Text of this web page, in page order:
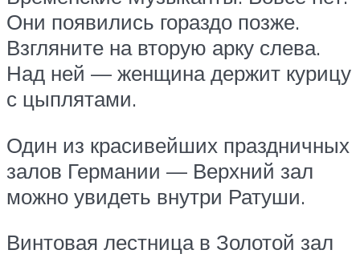
Они появились гораздо позже.
Взгляните на вторую арку слева.
Над ней — женщина держит курицу
с цыплятами.
Один из красивейших праздничных
залов Германии — Верхний зал
можно увидеть внутри Ратуши.
Винтовая лестница в Золотой зал